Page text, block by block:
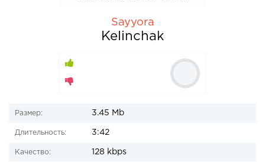
Sayyora
Kelinchak
Размер: 3.45 Mb
Длительность: 3:42
Качество: 128 kbps